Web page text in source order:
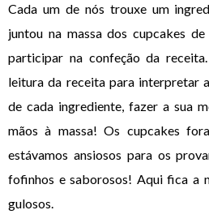
Cada um de nós trouxe um
juntou na massa dos cupcakes
participar na confeção da
leitura da receita para interpretar
de cada ingrediente, fazer a sua
mãos à massa! Os cupcakes
estávamos ansiosos para os
fofinhos e saborosos! Aqui fica a
gulosos.